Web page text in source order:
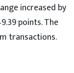
increased by
points. The
transactions.